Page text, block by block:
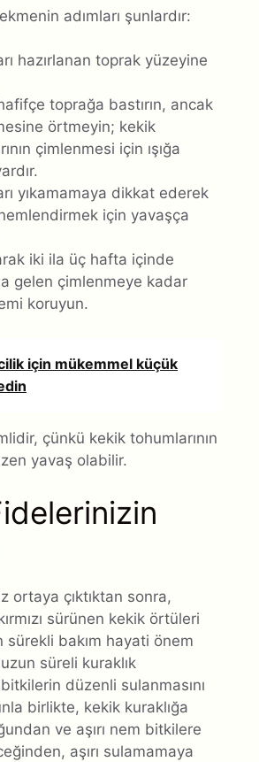
adımları şunlardır:
hazırlanan toprak yüzeyine
toprağa bastırın, ancak
örtmeyin; kekik
çimlenmesi için ışığa
yıkamamaya dikkat ederek
için yavaşça
iki ila üç hafta içinde
gelen çimlenmeye kadar
koruyun.
için mükemmel küçük
çünkü kekik tohumlarının
yavaş olabilir.
ortaya çıktıktan sonra,
sürünen kekik örtüleri
sürekli bakım hayati önem
süreli kuraklık
düzenli sulanmasını
birlikte, kekik kuraklığa
ve aşırı nem bitkilere
aşırı sulamamaya